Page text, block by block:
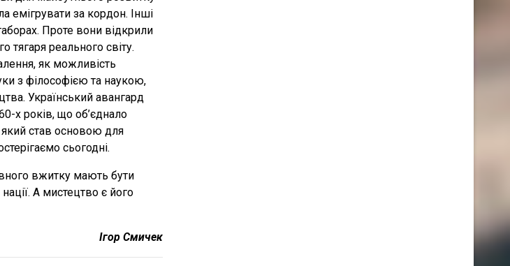
емігрувати за кордон. Інші
Проте вони відкрили
тягаря реального світу.
як можливість
з філософією та наукою,
Український авангард
х років, що об’єднало
став основою для
сьогодні.
вжитку мають бути
А мистецтво є його
Ігор Смичек